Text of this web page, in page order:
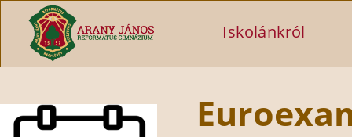
Ugrás a tartalomra
Iskolánkról